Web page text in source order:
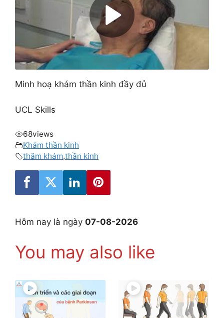
Minh hoạ khám thần kinh đầy đủ
UCL Skills
68views
Khám thần kinh
thăm khám,thần kinh
Hôm nay là ngày 07-08-2026
You may also like